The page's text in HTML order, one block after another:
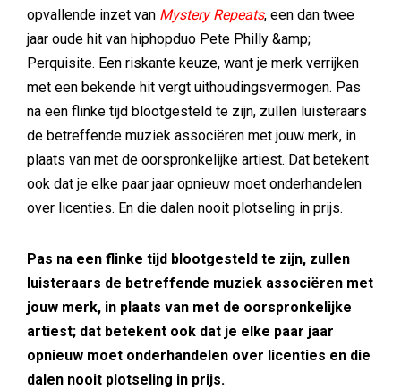
opvallende inzet van Mystery Repeats, een dan twee
jaar oude hit van hiphopduo Pete Philly &amp;
Perquisite. Een riskante keuze, want je merk verrijken
met een bekende hit vergt uithoudingsvermogen. Pas
na een flinke tijd blootgesteld te zijn, zullen luisteraars
de betreffende muziek associëren met jouw merk, in
plaats van met de oorspronkelijke artiest. Dat betekent
ook dat je elke paar jaar opnieuw moet onderhandelen
over licenties. En die dalen nooit plotseling in prijs.
Pas na een flinke tijd blootgesteld te zijn, zullen
luisteraars de betreffende muziek associëren met
jouw merk, in plaats van met de oorspronkelijke
artiest; dat betekent ook dat je elke paar jaar
opnieuw moet onderhandelen over licenties en die
dalen nooit plotseling in prijs.